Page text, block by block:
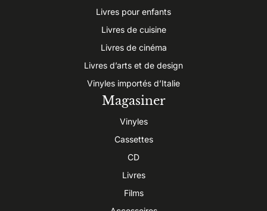
Livres pour enfants
Livres de cuisine
Livres de cinéma
Livres d’arts et de design
Vinyles importés d’Italie
Magasiner
Vinyles
Cassettes
CD
Livres
Films